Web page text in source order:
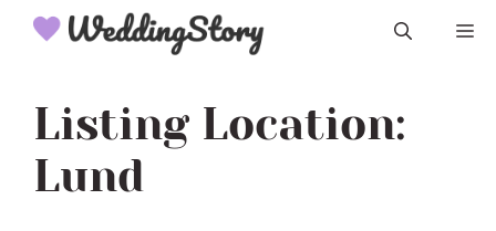
Hoppa
Listing Location:
Lund